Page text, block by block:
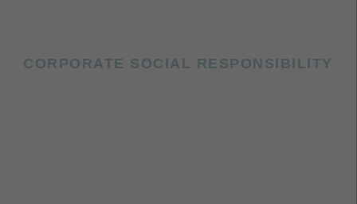
CORPORATE SOCIAL RESPONSIBILITY